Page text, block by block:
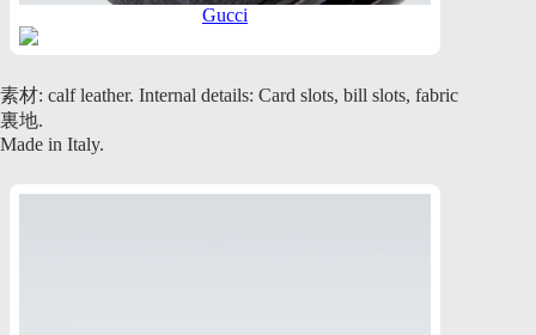
Gucci
素材: calf leather. Internal details: Card slots, bill slots, fabric
裏地.
Made in Italy.